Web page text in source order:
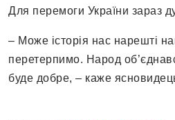
Для перемоги України зараз
– Може історія нас нарешті
перетерпимо. Народ
буде добре, – каже